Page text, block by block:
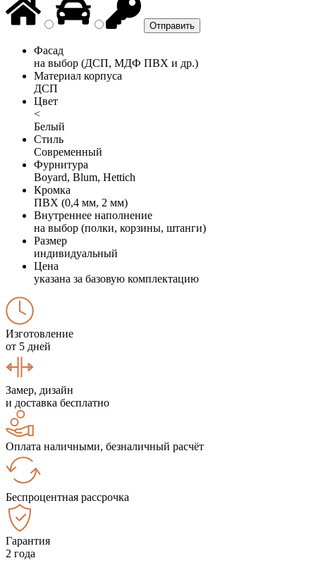
Фасад
на выбор (ДСП, МДФ ПВХ и др.)
Материал корпуса
ДСП
Цвет
<
Белый
Стиль
Современный
Фурнитура
Boyard, Blum, Hettich
Кромка
ПВХ (0,4 мм, 2 мм)
Внутреннее наполнение
на выбор (полки, корзины, штанги)
Размер
индивидуальный
Цена
указана за базовую комплектацию
Изготовление
от 5 дней
Замер, дизайн
и доставка бесплатно
Оплата наличными, безналичный расчёт
Беспроцентная рассрочка
Гарантия
2 года